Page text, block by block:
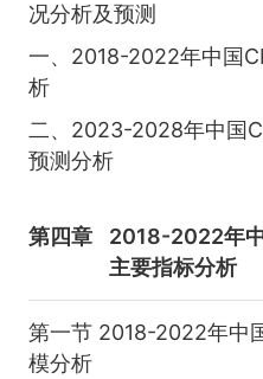
况分析及预测
一、2018-2022年中国
析
二、2023-2028年中国
预测分析
第四章
2018-2022年
主要指标分析
第一节 2018-2022年中
模分析